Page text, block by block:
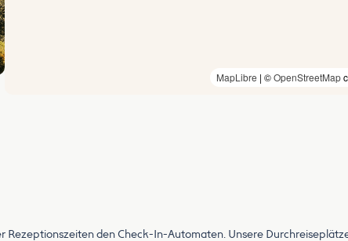
MapLibre | ©OpenStreetMap
den Check-In-Automaten. Unsere